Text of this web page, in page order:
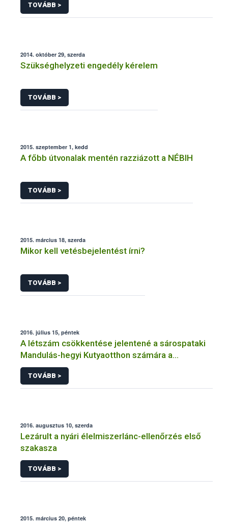
TOVÁBB >
2014. október 29, szerda
Szükséghelyzeti engedély kérelem
TOVÁBB >
2015. szeptember 1, kedd
A főbb útvonalak mentén razziázott a NÉBIH
TOVÁBB >
2015. március 18, szerda
Mikor kell vetésbejelentést írni?
TOVÁBB >
2016. július 15, péntek
A létszám csökkentése jelentené a sárospataki
Mandulás-hegyi Kutyaotthon számára a
legnagyobb segítséget
TOVÁBB >
2016. augusztus 10, szerda
Lezárult a nyári élelmiszerlánc-ellenőrzés első
szakasza
TOVÁBB >
2015. március 20, péntek